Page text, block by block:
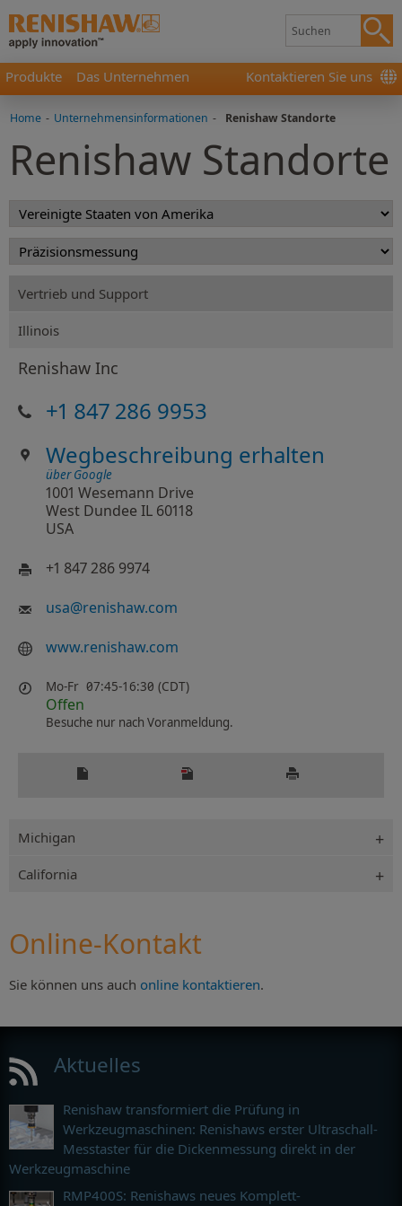
Produkte Das Unternehmen Kontaktieren Sie uns
Home - Unternehmensinformationen - Renishaw Standorte
Renishaw Standorte
Vertrieb und Support
Illinois
Renishaw Inc
+1 847 286 9953
Wegbeschreibung erhalten
über Google
1001 Wesemann Drive
West Dundee IL 60118
USA
+1 847 286 9974
usa@renishaw.com
www.renishaw.com
Mo-Fr 07:45-16:30 (CDT)
Offen
Besuche nur nach Voranmeldung.
Michigan
California
Online-Kontakt
Sie können uns auch online kontaktieren.
Aktuelles
Renishaw transformiert die Prüfung in
Werkzeugmaschinen: Renishaws erster Ultraschall-
Messtaster für die Dickenmessung direkt in der
Werkzeugmaschine
RMP400S: Renishaws neues Komplett-